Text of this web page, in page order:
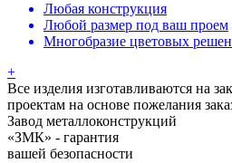
Любая конструкция
Любой размер под ваш проем
Многобразие цветовых
+
Все изделия изготавливаются на
проектам на основе пожелания
Завод металлоконструкций
«ЗМК» - гарантия
вашей безопасности